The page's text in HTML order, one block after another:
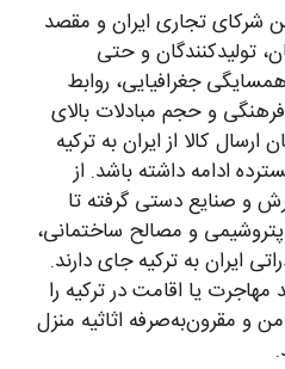
شرکای تجاری ایران و مقصد
تولیدکنندگان و حتی
جغرافیایی، روابط
و حجم مبادلات بالای
کالا از ایران به ترکیه
ادامه داشته باشد. از
و صنایع دستی گرفته تا
و مصالح ساختمانی،
ایران به ترکیه جای دارند.
یا اقامت در ترکیه را
و مقرون‌به‌صرفه اثاثیه منزل